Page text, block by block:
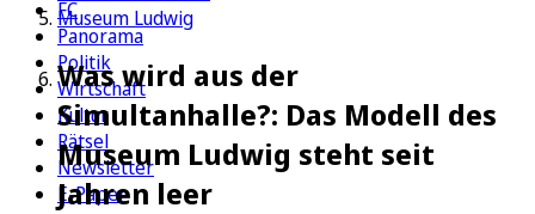
FC
Panorama
Politik
Wirtschaft
Kultur
Rätsel
Newsletter
E-Paper
Museum Ludwig
Was wird aus der
Simultanhalle?: Das Modell des
Museum Ludwig steht seit
Jahren leer